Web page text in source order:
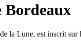
Bordeaux
la Lune, est inscrit